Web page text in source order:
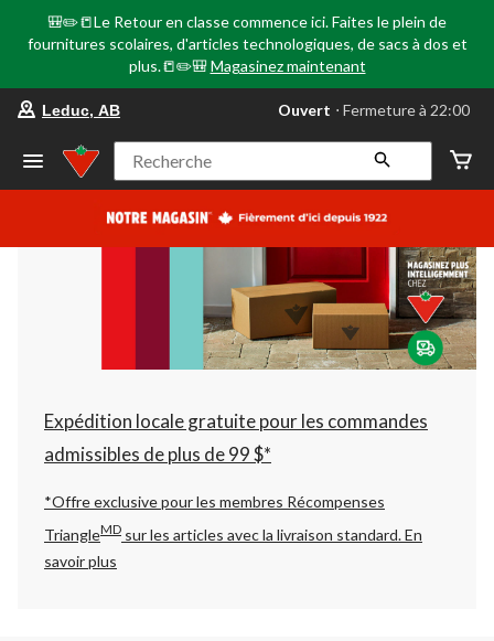
🎒✏️📒Le Retour en classe commence ici. Faites le plein de
fournitures scolaires, d'articles technologiques, de sacs à dos et
plus.📒✏️🎒 Magasinez maintenant
votre
préféré
Leduc,
AB,
courament
Fermeture
à
22:00
cliquer
pour
changer
Leduc, AB Ouvert ⋅ Fermeture à 22:00
Recherche
Expédition locale gratuite pour les commandes
admissibles de plus de 99 $*
*Offre exclusive pour les membres Récompenses
TriangleMD sur les articles avec la livraison standard.En
savoir plus